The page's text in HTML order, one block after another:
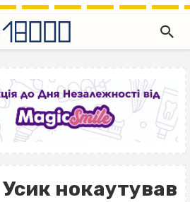
нокаутував